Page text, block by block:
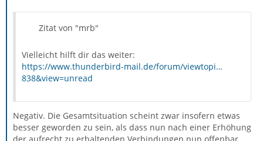
Zitat von "mrb"
Vielleicht hilft dir das weiter:
https://www.thunderbird-mail.de/forum/viewtopi…
838&view=unread
Negativ. Die Gesamtsituation scheint zwar insofern etwas
besser geworden zu sein, als dass nun nach einer Erhöhung